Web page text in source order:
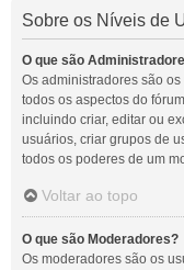
Sobre os Níveis de
O que são
Os administradores são
todos os aspectos do
incluindo criar, editar ou
usuários, criar grupos de
todos os poderes de um
Voltar ao topo
O que são Moderadores?
Os moderadores são os